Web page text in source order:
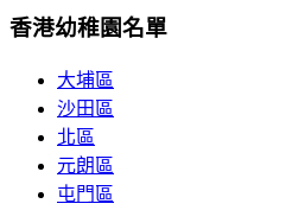
香港幼稚園名單
大埔區
沙田區
北區
元朗區
屯門區